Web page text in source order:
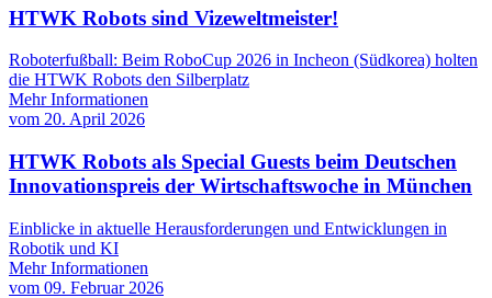
HTWK Robots sind Vizeweltmeister!
Roboterfußball: Beim RoboCup 2026 in Incheon (Südkorea) holten
die HTWK Robots den Silberplatz
Mehr Informationen
vom 20. April 2026
HTWK Robots als Special Guests beim Deutschen
Innovationspreis der Wirtschaftswoche in München
Einblicke in aktuelle Herausforderungen und Entwicklungen in
Robotik und KI
Mehr Informationen
vom 09. Februar 2026